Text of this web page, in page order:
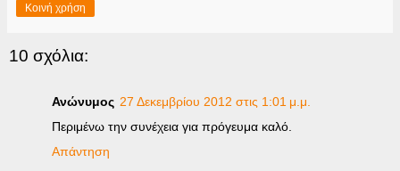
Κοινή χρήση
10 σχόλια:
Ανώνυμος 27 Δεκεμβρίου 2012 στις 1:01 μ.μ.
Περιμένω την συνέχεια για πρόγευμα καλό.
Απάντηση